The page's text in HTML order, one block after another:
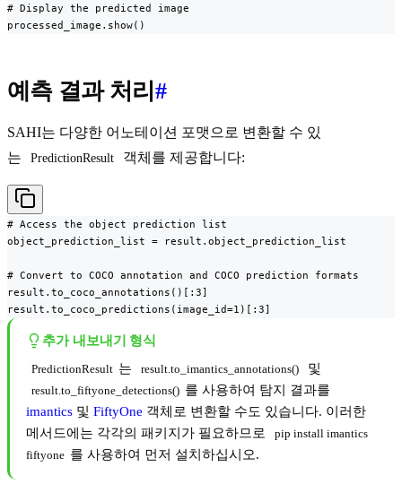
# Display the predicted image
processed_image.show()
예측 결과 처리 #
SAHI는 다양한 어노테이션 포맷으로 변환할 수 있
는
PredictionResult 객체를 제공합니다:
# Access the object prediction list
object_prediction_list = result.object_prediction_list
# Convert to COCO annotation and COCO prediction formats
result.to_coco_annotations()[:3]
result.to_coco_predictions(image_id=1)[:3]
추가 내보내기 형식
PredictionResult 는 result.to_imantics_annotations() 및
result.to_fiftyone_detections() 를 사용하여 탐지 결과를
imantics 및 FiftyOne 객체로 변환할 수도 있습니다. 이러한
메서드에는 각각의 패키지가 필요하므로
pip install imantics
fiftyone 를 사용하여 먼저 설치하십시오.